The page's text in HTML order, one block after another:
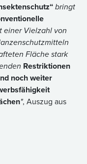
bringt
einer Vielzahl von
Fläche stark
Restriktionen
noch weiter
", Auszug aus